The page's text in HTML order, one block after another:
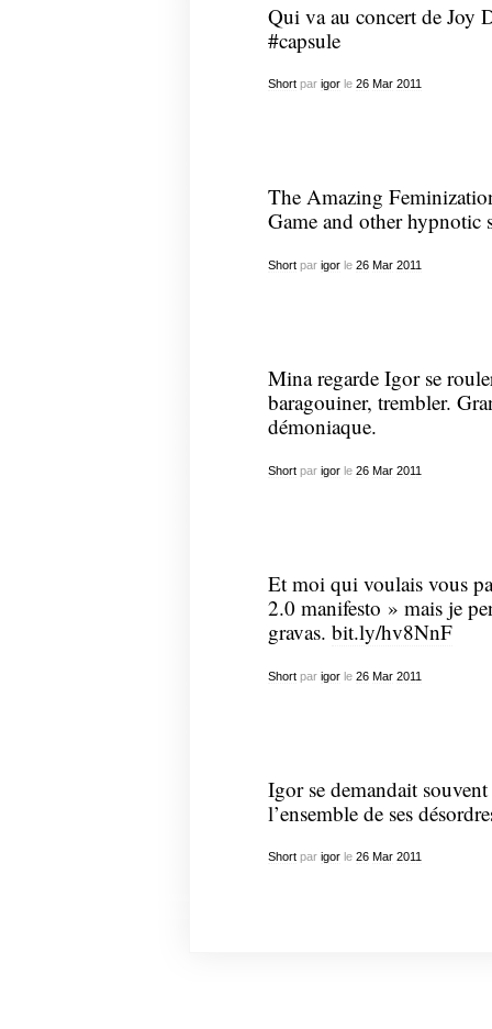
Qui va au concert de Joy
#capsule
Shortpar igorle 26 Mar 2011
The Amazing
Game and other hypnotic
Shortpar igorle 26 Mar 2011
Mina regarde Igor se
baragouiner, trembler.
démoniaque.
Shortpar igorle 26 Mar 2011
Et moi qui voulais vous
2.0 manifesto » mais je
gravas. bit.ly/hv8NnF
Shortpar igorle 26 Mar 2011
Igor se demandait
l’ensemble de ses
Shortpar igorle 26 Mar 2011